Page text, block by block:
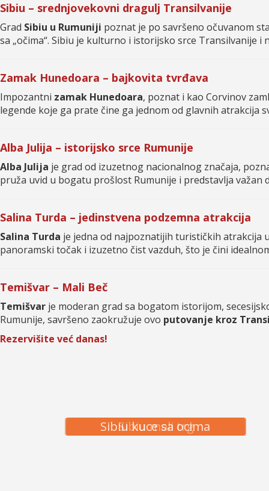
Sibiu – srednjovekovni dragulj Transilvanije
Grad Sibiu u Rumuniji poznat je po savršeno očuvanom
sa „očima“. Sibiu je kulturno i istorijsko srce Transilvanije i
Zamak Hunedoara – bajkovita tvrđava
Impozantni zamak Hunedoara, poznat i kao Corvinov
legende koje ga prate čine ga jednom od glavnih atrakcija
Alba Julija – istorijsko srce Rumunije
Alba Julija je grad od izuzetnog nacionalnog značaja,
pruža uvid u bogatu prošlost Rumunije i predstavlja važan
Salina Turda – jedinstvena podzemna atrakcija
Salina Turda je jedna od najpoznatijih turističkih atrakcija
panoramski točak i izuzetno čist vazduh, što je čini
Temišvar – Mali Beč
Temišvar je moderan grad sa bogatom istorijom,
Rumunije, savršeno zaokružuje ovo putovanje kroz
Rezervišite već danas!
Sibiu mali trg